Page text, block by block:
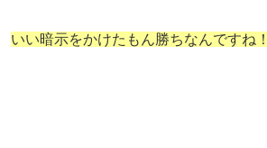
いい暗示をかけたもん勝ちなんですね！